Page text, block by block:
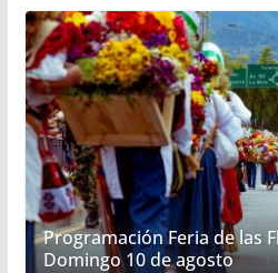
Programación Feria de las
Domingo 10 de agosto